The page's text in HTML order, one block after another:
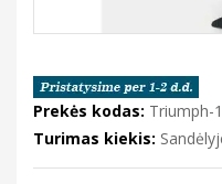
Prekės kodas: Triumph-
Turimas kiekis: